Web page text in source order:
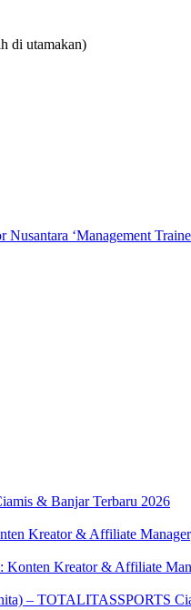
di utamakan)
‘Management
& Banjar Terbaru 2026
Kreator & Affiliate
Konten Kreator & Affiliate
– TOTALITASSPORTS